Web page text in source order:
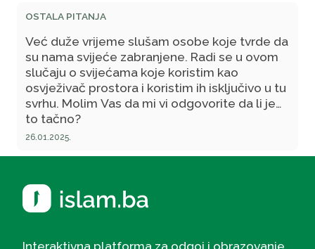
OSTALA PITANJA
Već duže vrijeme slušam osobe koje tvrde da
su nama svijeće zabranjene. Radi se u ovom
slučaju o svijećama koje koristim kao
osvježivač prostora i koristim ih isključivo u tu
svrhu. Molim Vas da mi vi odgovorite da li je
to tačno?
26.01.2025.
Interaktivna platforma za odgoj i obrazovanje